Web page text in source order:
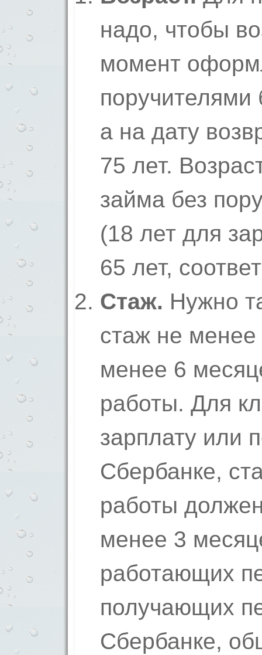
надо, чтобы
момент
а на дату
75 лет.
займа без
(18 лет для
65 лет,
Стаж. Нужно
стаж не менее
менее 6
работы. Для
зарплату или
Сбербанке,
работы
менее 3
работающих
получающих
Сбербанке,